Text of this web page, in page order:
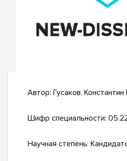
Автор: Гусаков,
Шифр специальности:
Научная степень: